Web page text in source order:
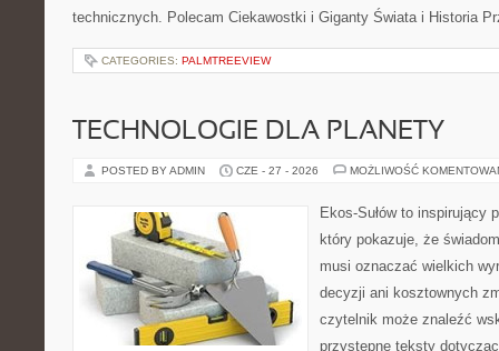
technicznych. Polecam Ciekawostki i Giganty Świata i Historia
CATEGORIES: PALMTREEVIEW
TECHNOLOGIE DLA PLANETY
POSTED BY ADMIN CZE - 27 - 2026 MOŻLIWOŚĆ
Ekos-Sułów to inspirujący
który pokazuje, że
musi oznaczać wielkich
decyzji ani kosztownych
czytelnik może znaleźć
przystępne teksty